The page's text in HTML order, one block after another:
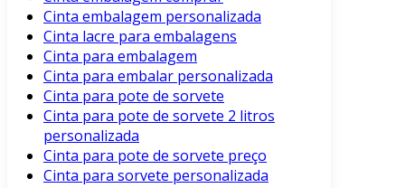
Cinta embalagem personalizada
Cinta lacre para embalagens
Cinta para embalagem
Cinta para embalar personalizada
Cinta para pote de sorvete
Cinta para pote de sorvete 2 litros
personalizada
Cinta para pote de sorvete preço
Cinta para sorvete personalizada